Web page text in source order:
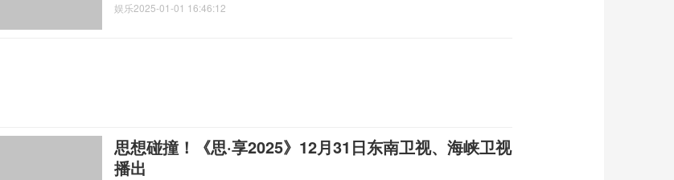
娱乐2025-01-01 16:46:12
思想碰撞！《思·享2025》12月31日东南卫视、海峡卫视
播出